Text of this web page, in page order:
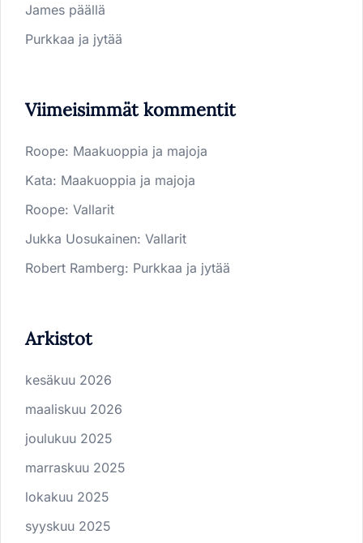
James päällä
Purkkaa ja jytää
Viimeisimmät kommentit
Roope: Maakuoppia ja majoja
Kata: Maakuoppia ja majoja
Roope: Vallarit
Jukka Uosukainen: Vallarit
Robert Ramberg: Purkkaa ja jytää
Arkistot
kesäkuu 2026
maaliskuu 2026
joulukuu 2025
marraskuu 2025
lokakuu 2025
syyskuu 2025